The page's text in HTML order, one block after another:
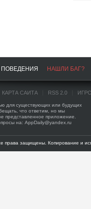
ПОВЕДЕНИЯ НАШЛИ БАГ?
КАРТА САЙТА RSS 2.0
для существующих или будущих
что ответим, но мы
представленное приложение.
на: AppDaily@yandex.ru
права защищены. Копирование и